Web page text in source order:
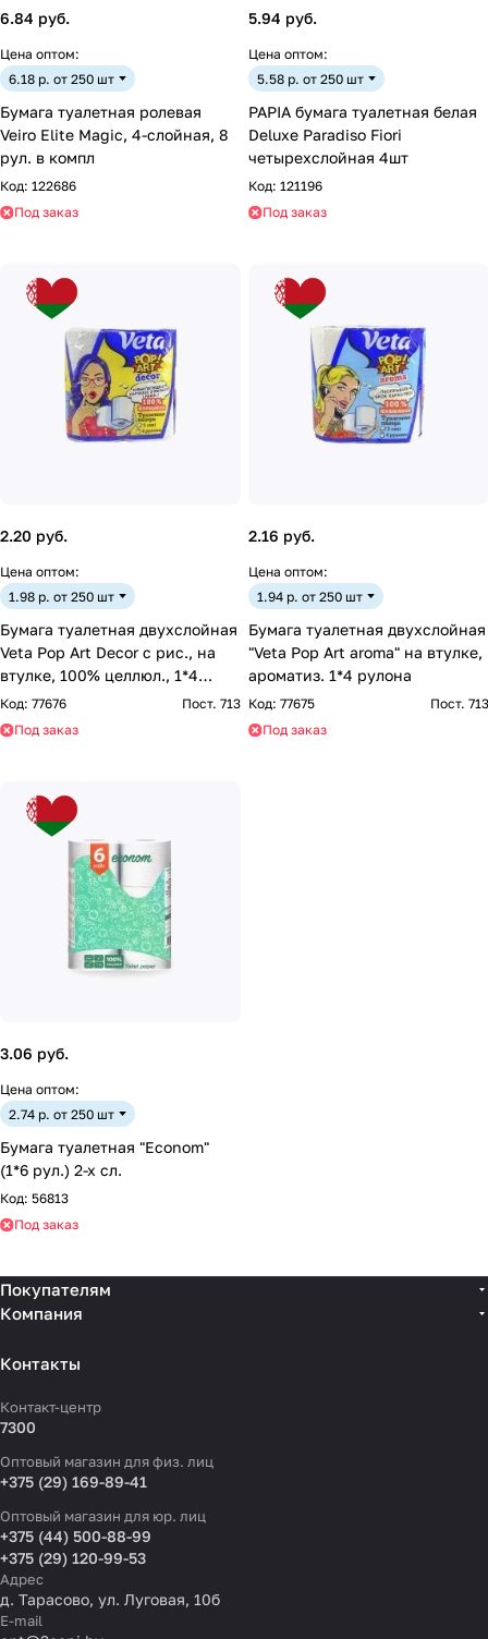
6.84 руб.
Цена оптом:
6.18 р. от 250 шт
Бумага туалетная ролевая
Veiro Elite Magic, 4-слойная, 8
рул. в компл
Код: 122686
Под заказ
5.94 руб.
Цена оптом:
5.58 р. от 250 шт
PAPIA бумага туалетная белая
Deluxe Paradiso Fiori
четырехслойная 4шт
Код: 121196
Под заказ
2.20 руб.
Цена оптом:
1.98 р. от 250 шт
Бумага туалетная двухслойная
Veta Pop Art Decor с рис., на
втулке, 100% целлюл., 1*4
рулона
Код: 77676
Пост. 713
Под заказ
2.16 руб.
Цена оптом:
1.94 р. от 250 шт
Бумага туалетная двухслойная
"Veta Pop Art aroma" на втулке,
ароматиз. 1*4 рулона
Код: 77675
Пост. 713
Под заказ
3.06 руб.
Цена оптом:
2.74 р. от 250 шт
Бумага туалетная "Econom"
(1*6 рул.) 2-х сл.
Код: 56813
Под заказ
Покупателям
Компания
Контакты
Контакт-центр
7300
Оптовый магазин для физ. лиц
+375 (29) 169-89-41
Оптовый магазин для юр. лиц
+375 (44) 500-88-99
+375 (29) 120-99-53
Адрес
д. Тарасово, ул. Луговая, 10б
E-mail